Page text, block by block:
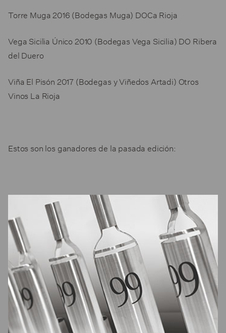
Torre Muga 2016 (Bodegas Muga) DOCa Rioja
Vega Sicilia Único 2010 (Bodegas Vega Sicilia) DO Ribera
del Duero
Viña El Pisón 2017 (Bodegas y Viñedos Artadi) Otros
Vinos La Rioja
Estos son los ganadores de la pasada edición: